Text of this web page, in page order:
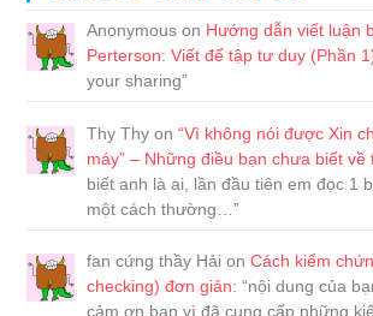
Anonymous on Hướng dẫn viết luận
Perterson: Viết để tập tư duy (Phần
your sharing”
Thy Thy on“Vì không nói được Xin
máy” – Những điều bạn chưa biết về
biết anh là ai, lần đầu tiên em đọc 1
một cách thường…”
fan cứng thầy Hải onCách kiểm
checking) đơn giản: “nội dung của
cảm ơn bạn vì đã cung cấp những